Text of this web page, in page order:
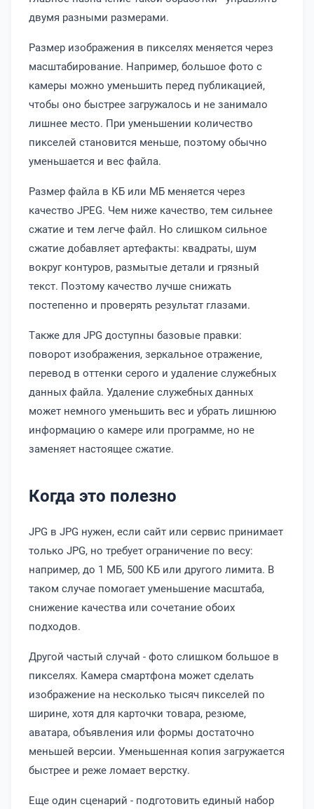
двумя разными размерами.
Размер изображения в пикселях меняется через
масштабирование. Например, большое фото с
камеры можно уменьшить перед публикацией,
чтобы оно быстрее загружалось и не занимало
лишнее место. При уменьшении количество
пикселей становится меньше, поэтому обычно
уменьшается и вес файла.
Размер файла в КБ или МБ меняется через
качество JPEG. Чем ниже качество, тем сильнее
сжатие и тем легче файл. Но слишком сильное
сжатие добавляет артефакты: квадраты, шум
вокруг контуров, размытые детали и грязный
текст. Поэтому качество лучше снижать
постепенно и проверять результат глазами.
Также для JPG доступны базовые правки:
поворот изображения, зеркальное отражение,
перевод в оттенки серого и удаление служебных
данных файла. Удаление служебных данных
может немного уменьшить вес и убрать лишнюю
информацию о камере или программе, но не
заменяет настоящее сжатие.
Когда это полезно
JPG в JPG нужен, если сайт или сервис принимает
только JPG, но требует ограничение по весу:
например, до 1 МБ, 500 КБ или другого лимита. В
таком случае помогает уменьшение масштаба,
снижение качества или сочетание обоих
подходов.
Другой частый случай - фото слишком большое в
пикселях. Камера смартфона может сделать
изображение на несколько тысяч пикселей по
ширине, хотя для карточки товара, резюме,
аватара, объявления или формы достаточно
меньшей версии. Уменьшенная копия загружается
быстрее и реже ломает верстку.
Еще один сценарий - подготовить единый набор